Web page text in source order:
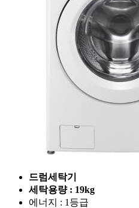
드럼세탁기
세탁용량 : 19kg
에너지 : 1등급